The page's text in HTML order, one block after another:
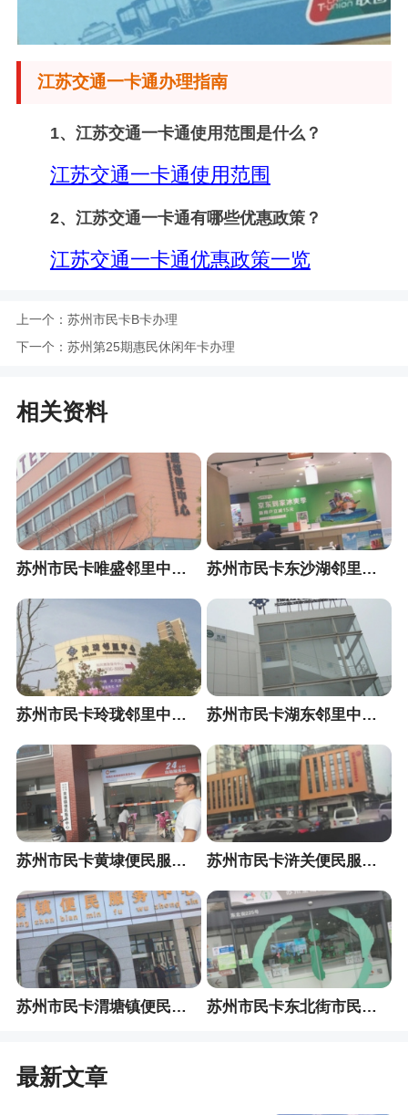
江苏交通一卡通办理指南
1、 江苏交通一卡通使用范围是什么？
江苏交通一卡通使用范围
2、 江苏交通一卡通有哪些优惠政策？
江苏交通一卡通优惠政策一览
上一个： 苏州市民卡B卡办理
下一个： 苏州第25期惠民休闲年卡办理
相关资料
苏州市民卡唯盛邻里中心便民服务站 苏州市民卡东沙湖邻里中心便民服务站
苏州市民卡玲珑邻里中心便民服务站 苏州市民卡湖东邻里中心便民服务站
苏州市民卡黄埭便民服务中心 苏州市民卡浒关便民服务中心
苏州市民卡渭塘镇便民服务中心 苏州市民卡东北街市民卡便民服务站
最新文章